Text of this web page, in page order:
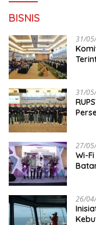
BISNIS
31/
31/
27/
Wi-
26/